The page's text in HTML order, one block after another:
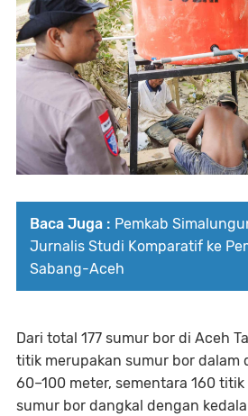
Baca Juga : Pemkab
Jurnalis Studi Komparatif ke
Sabang-Aceh
Dari total 177 sumur bor di Aceh
titik merupakan sumur bor dalam
60–100 meter, sementara 160
sumur bor dangkal dengan